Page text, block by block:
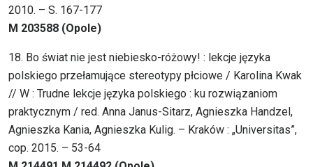
2010. – S. 167-177
M 203588 (Opole)
18. Bo świat nie jest niebiesko-różowy! : lekcje języka
polskiego przełamujące stereotypy płciowe / Karolina Kwak
// W : Trudne lekcje języka polskiego : ku rozwiązaniom
praktycznym / red. Anna Janus-Sitarz, Agnieszka Handzel,
Agnieszka Kania, Agnieszka Kulig. – Kraków : „Universitas”,
cop. 2015. – 53-64